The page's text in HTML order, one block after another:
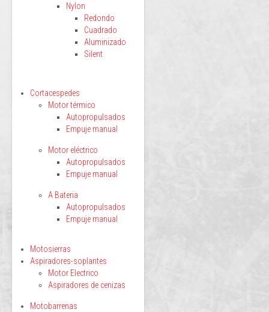
Nylon
Redondo
Cuadrado
Aluminizado
Silent
Cortacespedes
Motor térmico
Autopropulsados
Empuje manual
Motor eléctrico
Autopropulsados
Empuje manual
A Bateria
Autopropulsados
Empuje manual
Motosierras
Aspiradores-soplantes
Motor Electrico
Aspiradores de cenizas
Motobarrenas